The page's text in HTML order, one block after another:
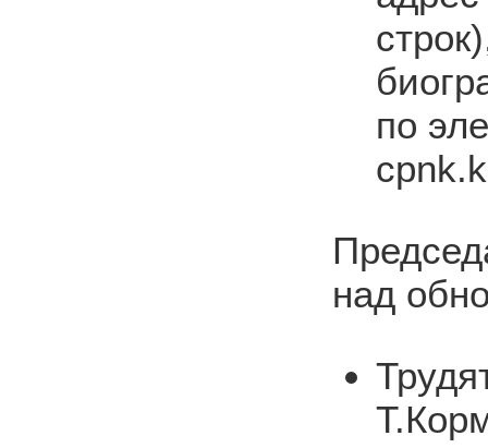
по
над